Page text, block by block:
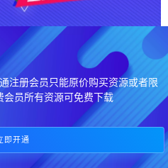
注册会员只能原价购买资源或者限
会员所有资源可免费下载
即开通